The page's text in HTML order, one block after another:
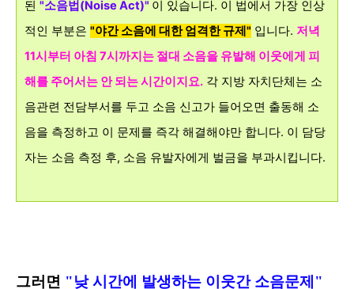
된 "소음법(Noise Act)" 이 있습니다. 이 법에서 가장 인상
적인 부분은 "야간 소음에 대한 엄격한 규제" 입니다. 저녁
11시부터 아침 7시까지는 절대 소음을 유발해 이웃에게 피
해를 주어서는 안 되는 시간이지요. 각 지방 자치단체는 소
음관련 전담부서를 두고 소음 신고가 들어오면 출동해 소
음을 측정하고 이 문제를 즉각 해결해야만 합니다. 이 담당
자는 소음 측정 후, 소음 유발자에게 벌금을 부과시킵니다.
그러면 "낮 시간에 발생하는 이웃간 소음문제"